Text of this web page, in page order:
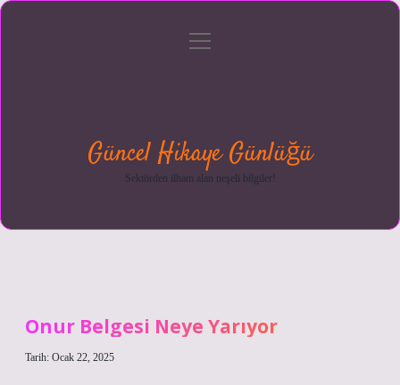
menüyü
Güncel Hikaye Günlüğü
Sektörden ilham alan neşeli bilgiler!
Onur Belgesi Neye Yarıyor
Tarih: Ocak 22, 2025